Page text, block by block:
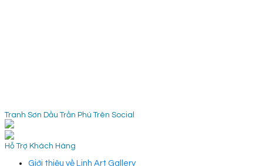
Tranh Sơn Dầu Trần Phú Trên Social
Hỗ Trợ Khách Hàng
Giới thiệu về Linh Art Gallery